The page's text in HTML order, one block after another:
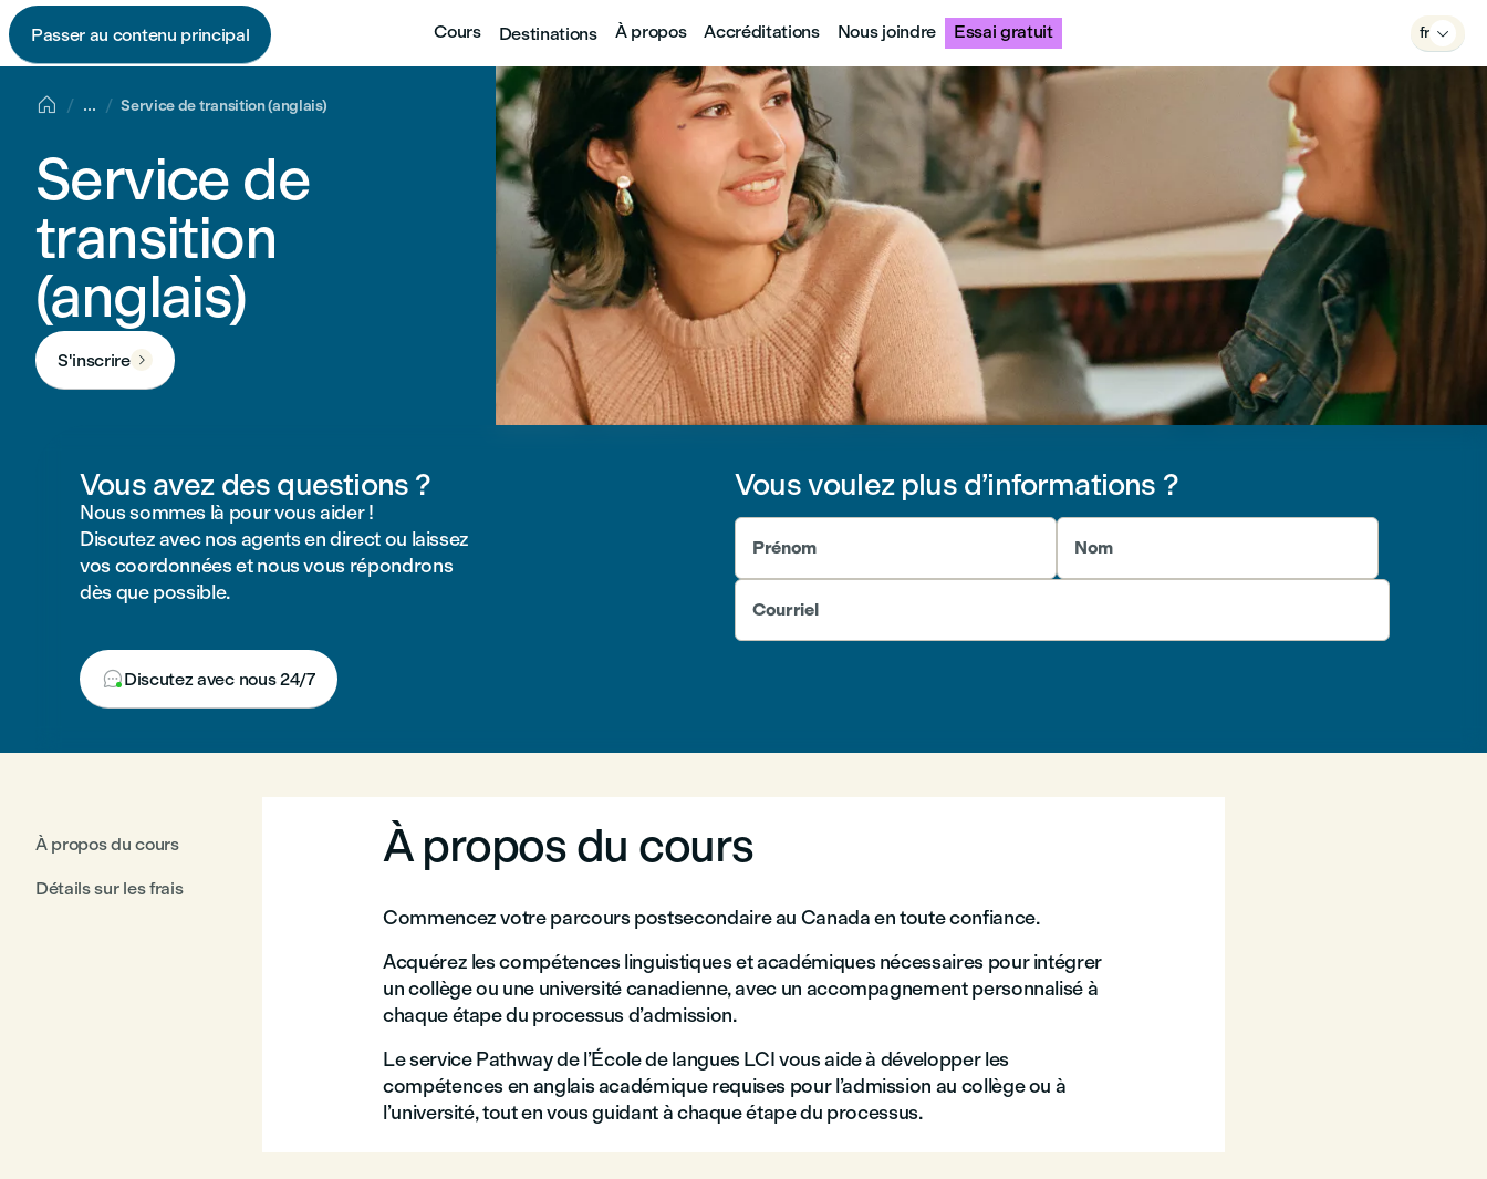
Passer au contenu principal Cours Destinations À propos Accréditations Nous joindre Essai gratuit fr 
 ... Service de transition (anglais)
Service de
transition
(anglais)
S'inscrire 
Vous avez des questions ?
Nous sommes là pour vous aider !
Discutez avec nos agents en direct ou laissez
vos coordonnées et nous vous répondrons
dès que possible.
Discutez avec nous 24/7
Vous voulez plus d’informations ?
Prénom Nom
Courriel
À propos du cours
Détails sur les frais
À propos du cours
Commencez votre parcours postsecondaire au Canada en toute confiance.
Acquérez les compétences linguistiques et académiques nécessaires pour intégrer
un collège ou une université canadienne, avec un accompagnement personnalisé à
chaque étape du processus d’admission.
Le service Pathway de l’École de langues LCI vous aide à développer les
compétences en anglais académique requises pour l’admission au collège ou à
l’université, tout en vous guidant à chaque étape du processus.